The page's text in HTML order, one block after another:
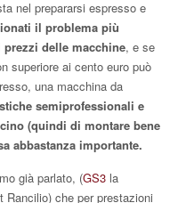
nel prepararsi espresso e
il problema più
delle macchine, e se
superiore ai cento euro può
una macchina da
semiprofessionali e
(quindi di montare bene
abbastanza importante.
già parlato, (GS3 la
Rancilio) che per prestazioni